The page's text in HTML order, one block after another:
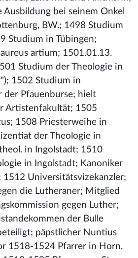
Ausbildung bei seinem Onkel
BW.; 1498 Studium
Studium in Tübingen;
artium; 1501.01.13.
Studium der Theologie in
1502 Studium in
der Pfauenburse; hielt
Artistenfakultät; 1505
1508 Priesterweihe in
der Theologie in
in Ingolstadt; 1510
in Ingolstadt; Kanoniker
1512 Universitätsvizekanzler;
die Lutheraner; Mitglied
gegen Luther;
der Bulle
päpstlicher Nuntius
1518-1524 Pfarrer in Horn,